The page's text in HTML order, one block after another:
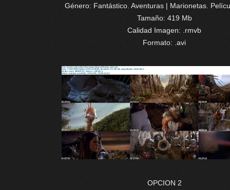
Género: Fantástico. Aventuras | Marionetas.
Tamaño: 419 Mb
Calidad Imagen: .rmvb
Formato: .avi
OPCION 2